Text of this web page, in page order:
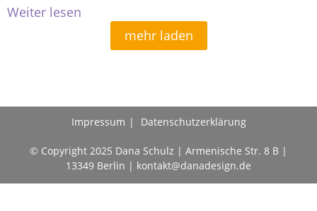
Weiter lesen
mehr laden
Impressum Datenschutzerklärung
© Copyright 2025 Dana Schulz | Armenische Str. 8 B |
13349 Berlin | kontakt@danadesign.de